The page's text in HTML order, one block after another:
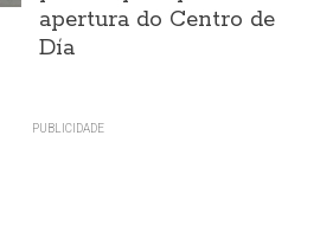
apertura do Centro de
Día